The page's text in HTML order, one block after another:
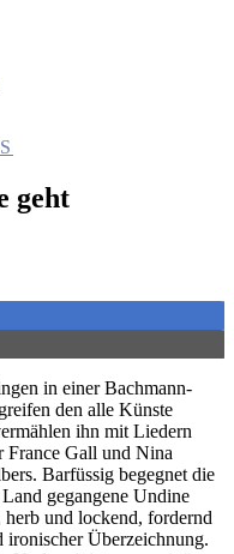
geht
in einer Bachmann-
den alle Künste
ihn mit Liedern
France Gall und Nina
Barfüssig begegnet die
gegangene Undine
herb und lockend, fordernd
Überzeichnung.